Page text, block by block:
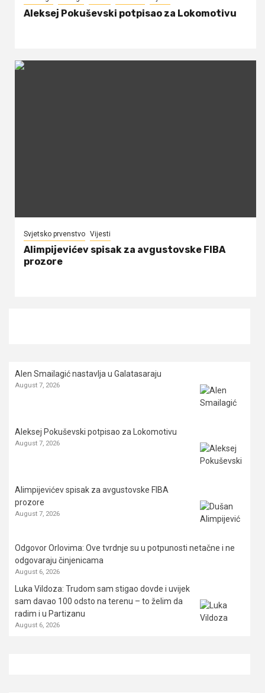
Aleksej Pokuševski potpisao za Lokomotivu
Svjetsko prvenstvo Vijesti
Alimpijevićev spisak za avgustovske FIBA
prozore
Alen Smailagić nastavlja u Galatasaraju
August 7, 2026
Aleksej Pokuševski potpisao za Lokomotivu
August 7, 2026
Alimpijevićev spisak za avgustovske FIBA
prozore
August 7, 2026
Odgovor Orlovima: ​Ove tvrdnje su u potpunosti netačne i ne
odgovaraju činjenicama
August 6, 2026
Luka Vildoza: Trudom sam stigao dovde i uvijek
sam davao 100 odsto na terenu – to želim da
radim i u Partizanu
August 6, 2026